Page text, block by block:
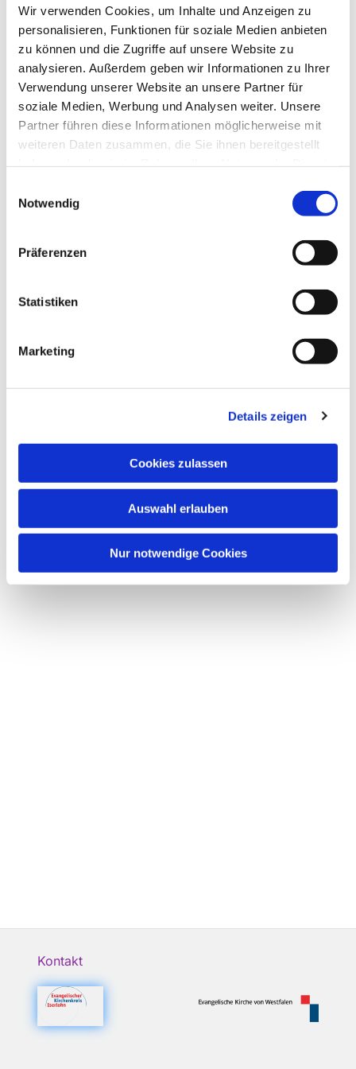
Wir verwenden Cookies, um Inhalte und Anzeigen zu
personalisieren, Funktionen für soziale Medien anbieten
zu können und die Zugriffe auf unsere Website zu
analysieren. Außerdem geben wir Informationen zu Ihrer
Verwendung unserer Website an unsere Partner für
soziale Medien, Werbung und Analysen weiter. Unsere
Partner führen diese Informationen möglicherweise mit
weiteren Daten zusammen, die Sie ihnen bereitgestellt
Notwendig
Präferenzen
Statistiken
Marketing
Details zeigen
Cookies zulassen
Auswahl erlauben
Nur notwendige Cookies
Platz 1, 58710 Menden
Pfarrer Ehrenfried Erbsch
Dies könnte Sie auch
interessieren
Kontakt